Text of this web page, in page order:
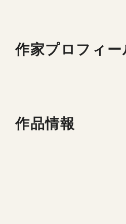
作家プロフィー
作品情報